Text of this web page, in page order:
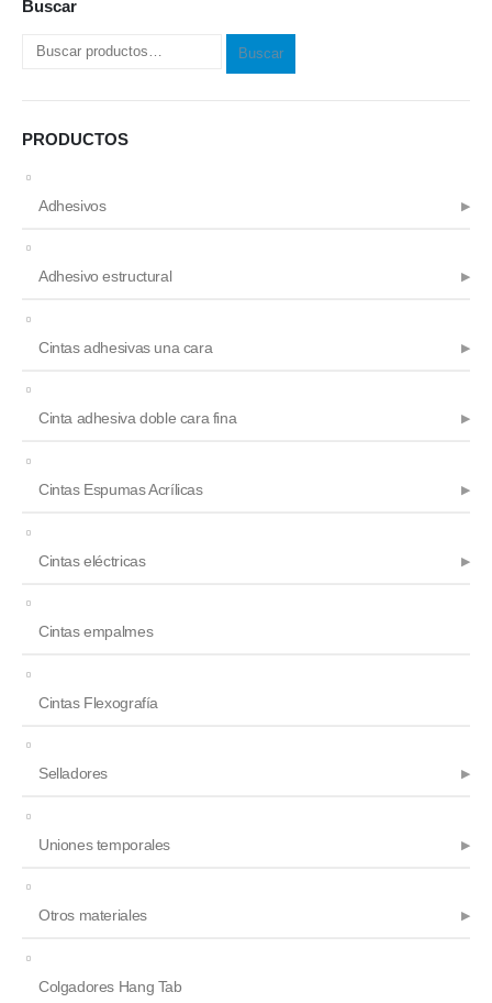
la
Buscar
Buscar
PRODUCTOS
Adhesivos
Adhesivo estructural
Cintas adhesivas una cara
Cinta adhesiva doble cara fina
Cintas Espumas Acrílicas
Cintas eléctricas
Cintas empalmes
Cintas Flexografía
Selladores
Uniones temporales
Otros materiales
Colgadores Hang Tab